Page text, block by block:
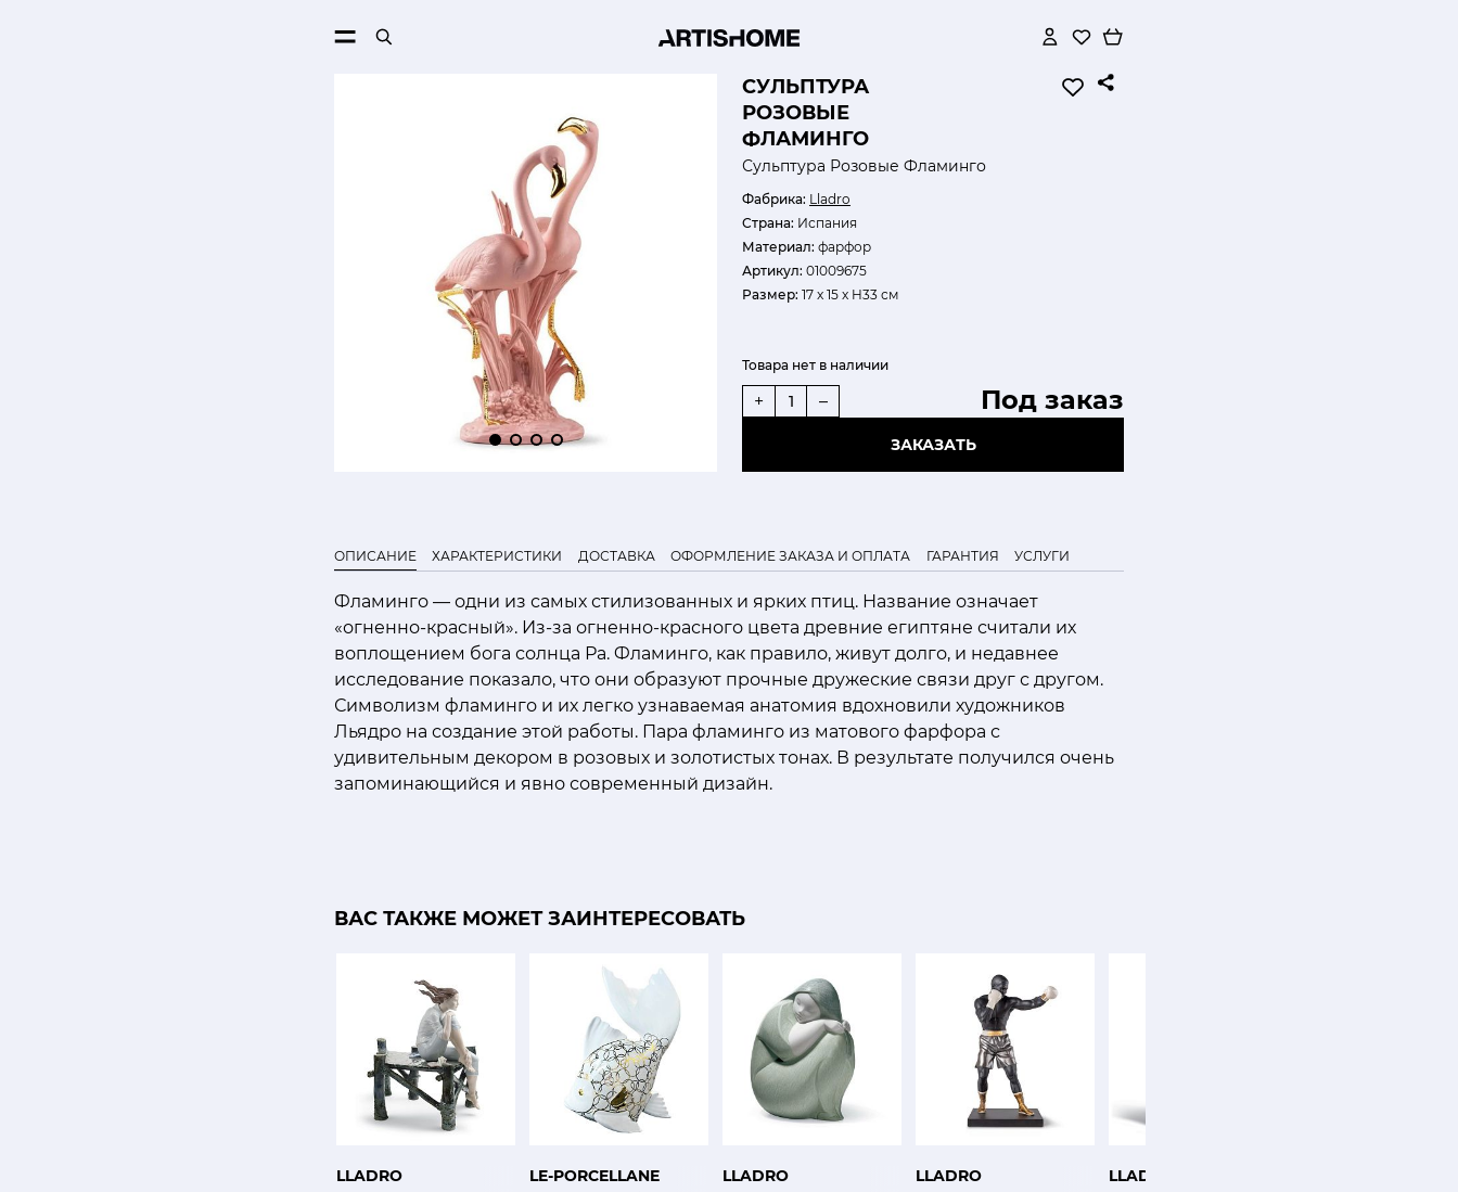
СУЛЬПТУРА
РОЗОВЫЕ
ФЛАМИНГО
Сульптура Розовые Фламинго
Фабрика: Lladro
Страна: Испания
Материал: фарфор
Артикул: 01009675
Размер: 17 x 15 x H33 см
Товара нет в наличии
Под заказ
+ –
ЗАКАЗАТЬ
ОПИСАНИЕ ХАРАКТЕРИСТИКИ ДОСТАВКА ОФОРМЛЕНИЕ ЗАКАЗА И ОПЛАТА ГАРАНТИЯ УСЛУГИ
Фламинго — одни из самых стилизованных и ярких птиц. Название означает
«огненно-красный». Из-за огненно-красного цвета древние египтяне считали их
воплощением бога солнца Ра. Фламинго, как правило, живут долго, и недавнее
исследование показало, что они образуют прочные дружеские связи друг с другом.
Символизм фламинго и их легко узнаваемая анатомия вдохновили художников
Льядро на создание этой работы. Пара фламинго из матового фарфора с
удивительным декором в розовых и золотистых тонах. В результате получился очень
запоминающийся и явно современный дизайн.
ВАС ТАКЖЕ МОЖЕТ ЗАИНТЕРЕСОВАТЬ
LLADRO LE-PORCELLANE LLADRO LLADRO LLADRO